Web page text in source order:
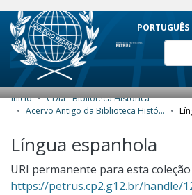
BRAZIL
Simplifique!
Comunica BR
Participe
Acesso à informação
Canais
COMUNIDADES E COLEÇÕES
NAVEGAR
ESTATÍSTICAS
SOBRE
Início
CDM - Biblioteca Histórica
Acervo Antigo da Biblioteca Histórica
Língua espanhola
URI permanente para esta coleção
https://petrus.cp2.g12.br/handle/